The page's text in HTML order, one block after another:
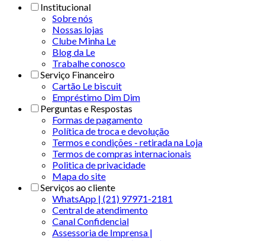
Institucional
Sobre nós
Nossas lojas
Clube Minha Le
Blog da Le
Trabalhe conosco
Serviço Financeiro
Cartão Le biscuit
Empréstimo Dim Dim
Perguntas e Respostas
Formas de pagamento
Política de troca e devolução
Termos e condições - retirada na Loja
Termos de compras internacionais
Politica de privacidade
Mapa do site
Serviços ao cliente
WhatsApp | (21) 97971-2181
Central de atendimento
Canal Confidencial
Assessoria de Imprensa |